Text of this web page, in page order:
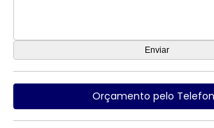
Orçamento pelo